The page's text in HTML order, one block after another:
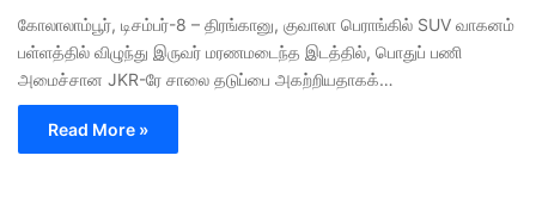
கோலாலாம்பூர், டிசம்பர்-8 – திரங்கானு, குவாலா பெராங்கில் SUV வாகனம்
பள்ளத்தில் விழுந்து இருவர் மரணமடைந்த இடத்தில், பொதுப் பணி
அமைச்சான JKR-ரே சாலை தடுப்பை அகற்றியதாகக்…
Read More »